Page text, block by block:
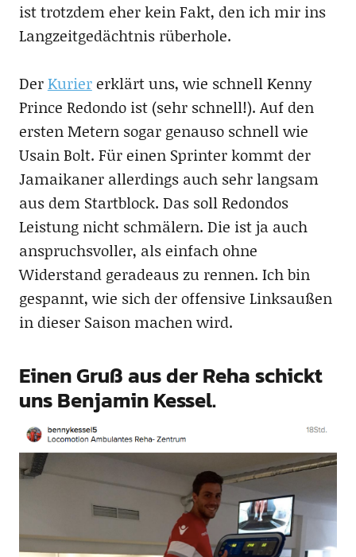
ist trotzdem eher kein Fakt, den ich mir ins
Langzeitgedächtnis rüberhole.
DerKuriererklärt uns, wie schnell Kenny
Prince Redondo ist (sehr schnell!). Auf den
ersten Metern sogar genauso schnell wie
Usain Bolt. Für einen Sprinter kommt der
Jamaikaner allerdings auch sehr langsam
aus dem Startblock. Das soll Redondos
Leistung nicht schmälern. Die ist ja auch
anspruchsvoller, als einfach ohne
Widerstand geradeaus zu rennen. Ich bin
gespannt, wie sich der offensive Linksaußen
in dieser Saison machen wird.
Einen Gruß aus der Reha schickt
uns Benjamin Kessel.